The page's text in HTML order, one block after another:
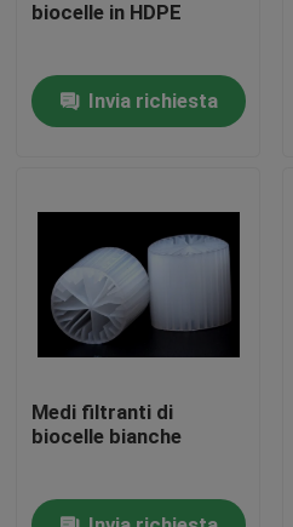
Casa
Circa noi
Giro della fabbrica
Controllo di qualità
Contattici
biocelle in HDPE
Invia richiesta
Medi filtranti di
biocelle bianche